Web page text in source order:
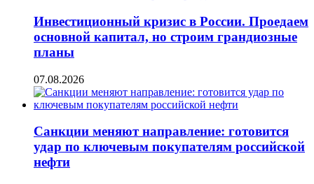
Инвестиционный кризис в России. Проедаем
основной капитал, но строим грандиозные
планы
07.08.2026
Санкции меняют направление: готовится
удар по ключевым покупателям российской
нефти